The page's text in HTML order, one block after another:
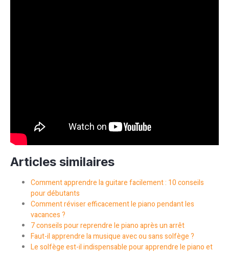
Articles similaires
Comment apprendre la guitare facilement : 10 conseils
pour débutants
Comment réviser efficacement le piano pendant les
vacances ?
7 conseils pour reprendre le piano après un arrêt
Faut-il apprendre la musique avec ou sans solfège ?
Le solfège est-il indispensable pour apprendre le piano et